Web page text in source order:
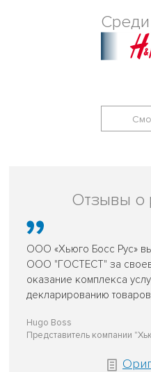
Отзывы о
ООО «Хьюго Босс Рус»
ООО "ГОСТЕСТ" за
оказание комплекса
декларированию
Hugo Boss
Представитель компании